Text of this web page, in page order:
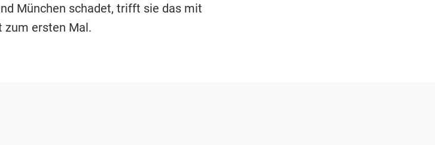
München schadet, trifft sie das mit
zum ersten Mal.